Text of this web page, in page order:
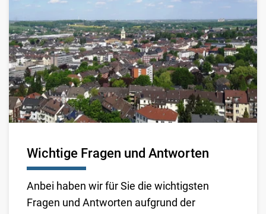
Wichtige Fragen und Antworten
Anbei haben wir für Sie die wichtigsten
Fragen und Antworten aufgrund der